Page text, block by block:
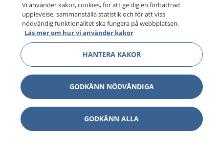
Vi använder kakor, cookies, för att ge dig en förbättrad
upplevelse, sammanställa statistik och för att viss
nödvändig funktionalitet ska fungera på webbplatsen.
Läs mer om hur vi använder kakor
HANTERA KAKOR
GODKÄNN NÖDVÄNDIGA
GODKÄNN ALLA